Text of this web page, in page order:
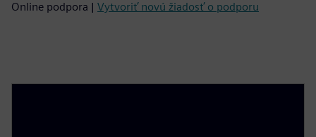
Online podpora | Vytvoriť novú žiadosť o podporu